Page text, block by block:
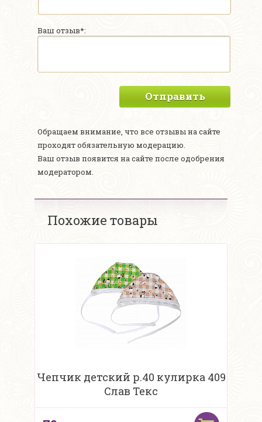
Ваш отзыв*:
Отправить
Обращаем внимание, что все отзывы на сайте
проходят обязательную модерацию.
Ваш отзыв появится на сайте после одобрения
модератором.
Похожие товары
Чепчик детский р.40 кулирка 409
Слав Текс